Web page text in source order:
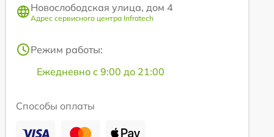
Новослободская улица, дом 4
Адрес сервисного центра Infratech
Режим работы:
Ежедневно с 9:00 до 21:00
Способы оплаты